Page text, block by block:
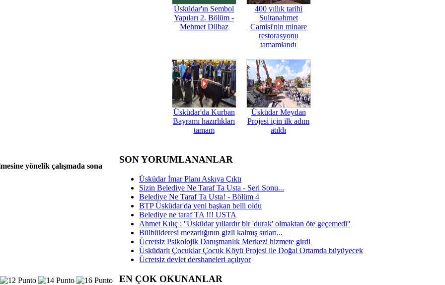
yönelik çalışmada sona
Üsküdar'ın Sembol
Yapıları 2. Bölüm -
Mehmet Dilbaz
400 yıllık tarihi
Sultanahmet
Camisi'nin minare
restorasyonu
tamamlandı
Üsküdar'da Kurban
Bayramı hazırlıkları
tamam
Üsküdar Meydan
Projesi için ilk adım
atıldı
SON YORUMLANANLAR
Üsküdar İmar Planı Askıya Çıktı
Sizin Belediye Ne Taraf Ta Usta - Seri Sonu...
Belediye Ne Taraf Ta Usta! - Bölüm 4
BTP Üsküdar'da yeni başkan belli oldu
Belediye ne taraf TA !!! USTA
Ahmet Kılıç : ''Üsküdar yıllardır bir 'durak' olmaktan öte geçemedi''
Bülbülderesi mezarlığının gizli kalmış sırları...
Ücretsiz Psikolojik Danışmanlık Merkezi hizmete girdi
Üsküdarlı Çocuklar Çocuk Köyü Projesi ile Doğal Ortamda büyüyecek
Ücretsiz devlet dershaneleri açılıyor
EN ÇOK OKUNANLAR